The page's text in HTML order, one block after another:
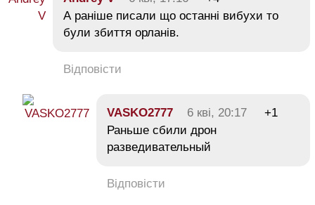
А раніше писали що останні вибухи то
були збиття орланів.
Відповісти
VASKO2777 6 кві, 20:17
+1
Раньше сбили дрон
разведивательный
Відповісти